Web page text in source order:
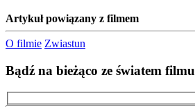
Artykuł powiązany z filmem
O filmie Zwiastun
Bądź na bieżąco ze światem filmu